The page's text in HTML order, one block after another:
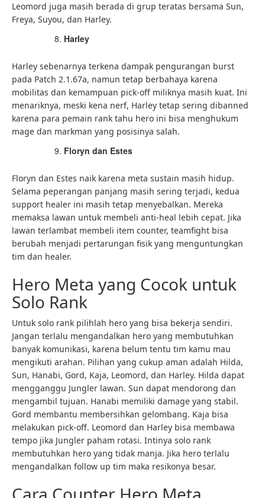
Leomord juga masih berada di grup teratas bersama Sun,
Freya, Suyou, dan Harley.
Harley
Harley sebenarnya terkena dampak pengurangan burst
pada Patch 2.1.67a, namun tetap berbahaya karena
mobilitas dan kemampuan pick-off miliknya masih kuat. Ini
menariknya, meski kena nerf, Harley tetap sering dibanned
karena para pemain rank tahu hero ini bisa menghukum
mage dan markman yang posisinya salah.
Floryn dan Estes
Floryn dan Estes naik karena meta sustain masih hidup.
Selama peperangan panjang masih sering terjadi, kedua
support healer ini masih tetap menyebalkan. Mereka
memaksa lawan untuk membeli anti-heal lebih cepat. Jika
lawan terlambat membeli item counter, teamfight bisa
berubah menjadi pertarungan fisik yang menguntungkan
tim dan healer.
Hero Meta yang Cocok untuk
Solo Rank
Untuk solo rank pilihlah hero yang bisa bekerja sendiri.
Jangan terlalu mengandalkan hero yang membutuhkan
banyak komunikasi, karena belum tentu tim kamu mau
mengikuti arahan. Pilihan yang cukup aman adalah Hilda,
Sun, Hanabi, Gord, Kaja, Leomord, dan Harley. Hilda dapat
mengganggu Jungler lawan. Sun dapat mendorong dan
mengambil tujuan. Hanabi memiliki damage yang stabil.
Gord membantu membersihkan gelombang. Kaja bisa
melakukan pick-off. Leomord dan Harley bisa membawa
tempo jika Jungler paham rotasi. Intinya solo rank
membutuhkan hero yang tidak manja. Jika hero terlalu
mengandalkan follow up tim maka resikonya besar.